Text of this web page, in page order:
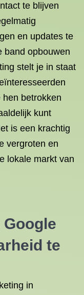
te blijven
en updates te
band opbouwen
stelt je in staat
betrokken
kunt
is een krachtig
vergroten en
lokale markt van
te
in